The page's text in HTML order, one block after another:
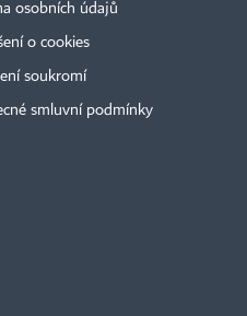
osobních údajů
o cookies
soukromí
smluvní podmínky